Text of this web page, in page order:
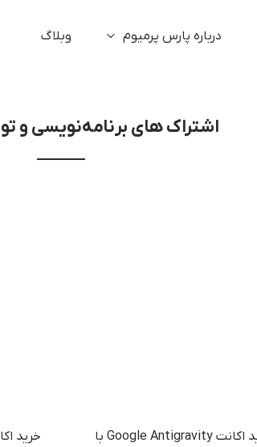
درباره پارس پرمیوم وبلاگ
اشتراک های برنامه‌نویسی و
خرید اکانت Google Antigravity با